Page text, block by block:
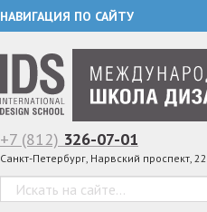
НАВИГАЦИЯ ПО САЙТУ
+7 (812) 326-07-01
Санкт-Петербург, Нарвский проспект, 22